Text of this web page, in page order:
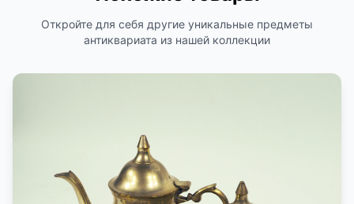
Откройте для себя другие уникальные предметы
антиквариата из нашей коллекции